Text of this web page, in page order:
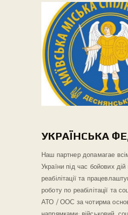
УКРАЇНСЬКА
Наш партнер допамагае
України під час бойових
реабілітації та
роботу по реабілітації та
АТО / ООС за чотирма